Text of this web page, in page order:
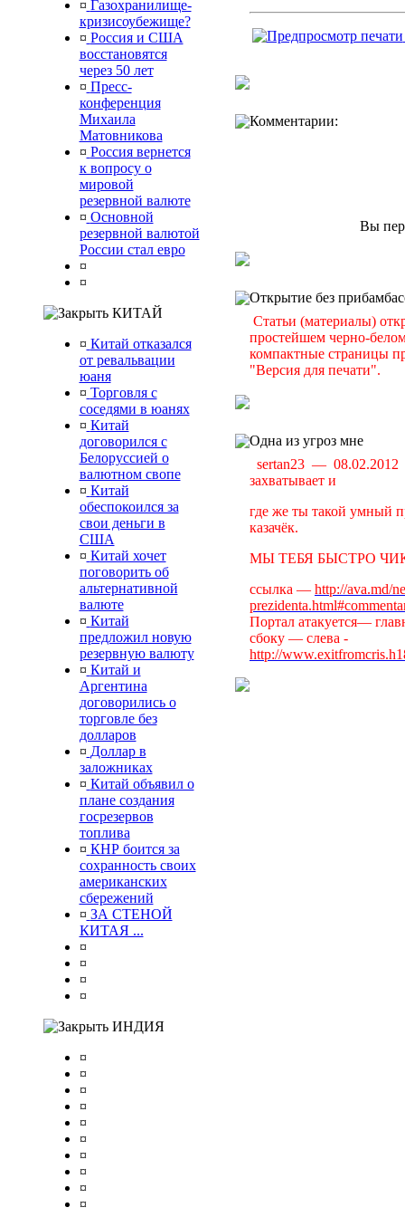
¤ Газохранилище-
кризисоубежище?
¤ Россия и США
восстановятся
через 50 лет
¤ Пресс-
конференция
Михаила
Матовникова
¤ Россия вернется
к вопросу о
мировой
резервной валюте
¤ Основной
резервной валютой
России стал евро
¤
¤
КИТАЙ
¤ Китай отказался
от ревальвации
юаня
¤ Торговля с
соседями в юанях
¤ Китай
договорился с
Белоруссией о
валютном свопе
¤ Китай
обеспокоился за
свои деньги в
США
¤ Китай хочет
поговорить об
альтернативной
валюте
¤ Китай
предложил новую
резервную валюту
¤ Китай и
Аргентина
договорились о
торговле без
долларов
¤ Доллар в
заложниках
¤ Китай объявил о
плане создания
госрезервов
топлива
¤ КНР боится за
сохранность своих
американских
сбережений
¤ ЗА СТЕНОЙ
КИТАЯ ...
¤
¤
¤
¤
ИНДИЯ
¤
¤
¤
¤
¤
¤
¤
¤
¤
¤
Комментарии:
Вы
Открытие без
Статьи (материалы)
простейшем черно-
компактные страницы
"Версия для печати".
Одна из угроз мне
sertan23 —
захватывает и
где же ты такой умный
казачёк.
МЫ ТЕБЯ БЫСТРО
ссылка — http://ava.md/
Портал атакуется—
сбоку — слева -
http://